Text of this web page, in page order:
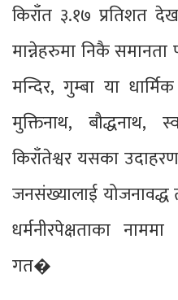
किराँत ३.१७ प्रतिशत
मान्नेहरुमा निकै
मन्दिर, गुम्बा या
मुक्तिनाथ, बौद्धनाथ,
किराँतेश्वर यसका
जनसंख्यालाई योजनावद्ध
धर्मनीरपेक्षताका
गत�